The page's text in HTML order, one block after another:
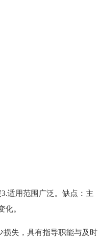
适用范围广泛。缺点：主
。
失，具有指导职能与及时